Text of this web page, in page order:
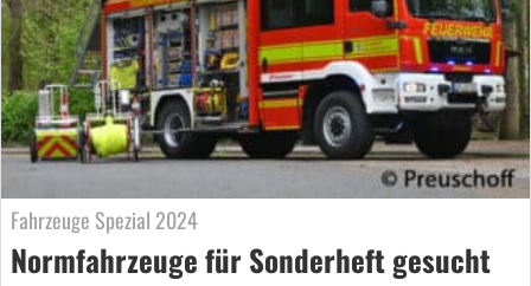
Fahrzeuge Spezial 2024
Normfahrzeuge für Sonderheft gesucht